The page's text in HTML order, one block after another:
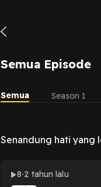
Semua Episode
Semua Season 1
Senandung hati yang
8 2 tahun lalu